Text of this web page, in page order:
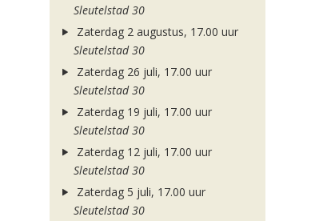
Sleutelstad 30
Zaterdag 2 augustus, 17.00 uur
Sleutelstad 30
Zaterdag 26 juli, 17.00 uur
Sleutelstad 30
Zaterdag 19 juli, 17.00 uur
Sleutelstad 30
Zaterdag 12 juli, 17.00 uur
Sleutelstad 30
Zaterdag 5 juli, 17.00 uur
Sleutelstad 30